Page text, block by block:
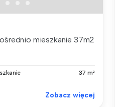
mieszkanie 37m2
37 m²
Zobacz więcej